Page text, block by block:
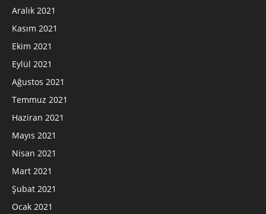
Aralık 2021
Kasım 2021
Ekim 2021
Eylül 2021
Ağustos 2021
Temmuz 2021
Haziran 2021
Mayıs 2021
Nisan 2021
Mart 2021
Şubat 2021
Ocak 2021